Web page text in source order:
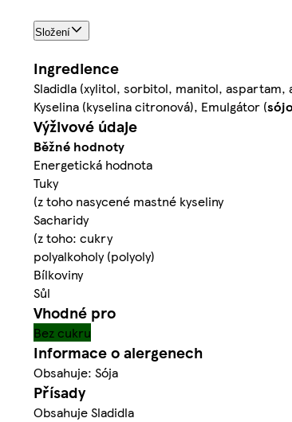
Složení
Ingredience
Sladidla (xylitol, sorbitol, manitol, aspartam,
Kyselina (kyselina citronová), Emulgátor (
Výživové údaje
Běžné hodnoty
Energetická hodnota
Tuky
(z toho nasycené mastné kyseliny
Sacharidy
(z toho: cukry
polyalkoholy (polyoly)
Bílkoviny
Sůl
Vhodné pro
Bez cukru
Informace o alergenech
Obsahuje: Sója
Přísady
Obsahuje Sladidla